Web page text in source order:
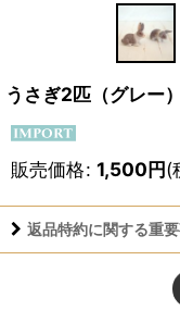
うさぎ2匹（グレー）
販売価格: 1,500円(
返品特約に関する重